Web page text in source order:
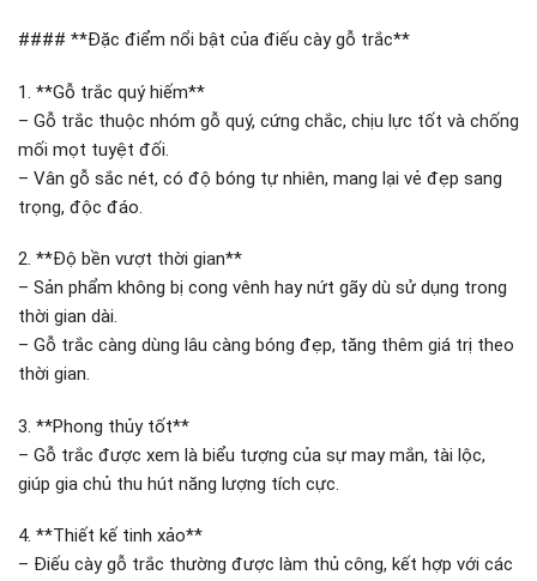
#### **Đặc điểm nổi bật của điếu cày gỗ trắc**
1. **Gỗ trắc quý hiếm**
– Gỗ trắc thuộc nhóm gỗ quý, cứng chắc, chịu lực tốt và chống
mối mọt tuyệt đối.
– Vân gỗ sắc nét, có độ bóng tự nhiên, mang lại vẻ đẹp sang
trọng, độc đáo.
2. **Độ bền vượt thời gian**
– Sản phẩm không bị cong vênh hay nứt gãy dù sử dụng trong
thời gian dài.
– Gỗ trắc càng dùng lâu càng bóng đẹp, tăng thêm giá trị theo
thời gian.
3. **Phong thủy tốt**
– Gỗ trắc được xem là biểu tượng của sự may mắn, tài lộc,
giúp gia chủ thu hút năng lượng tích cực.
4. **Thiết kế tinh xảo**
– Điếu cày gỗ trắc thường được làm thủ công, kết hợp với các